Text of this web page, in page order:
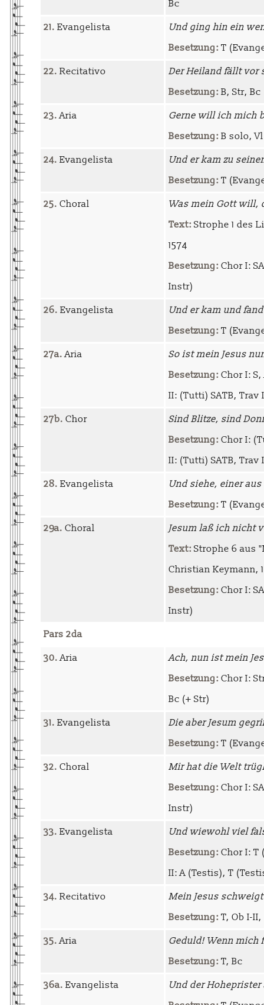
Bc
21. Evangelista
Und ging hin ein
Besetzung: T
22. Recitativo
Der Heiland fällt vor
Besetzung: B, Str, Bc
23.Aria
Gerne will ich mich
Besetzung: B solo,
24. Evangelista
Und er kam zu
Besetzung: T
25. Choral
Was mein Gott will,
Text: Strophe 1 des
1574
Besetzung: Chor I:
Instr)
26. Evangelista
Und er kam und
Besetzung: T
27a.Aria
So ist mein Jesus
Besetzung: Chor I:
II: (Tutti) SATB, Trav
27b. Chor
Sind Blitze, sind
Besetzung: Chor I:
II: (Tutti) SATB, Trav
28. Evangelista
Und siehe, einer
Besetzung: T
29a. Choral
Jesum laß ich nicht
Text: Strophe 6 aus
Christian Keymann,
Besetzung: Chor I:
Instr)
Pars 2da
30.Aria
Ach, nun ist mein
Besetzung: Chor I:
Bc (+ Str)
31. Evangelista
Die aber Jesum
Besetzung: T
32. Choral
Mir hat die Welt
Besetzung: Chor I:
Instr)
33. Evangelista
Und wiewohl viel
Besetzung: Chor I: T
II: A (Testis), T
34. Recitativo
Mein Jesus
Besetzung: T, Ob I-II,
35.Aria
Geduld! Wenn mich
Besetzung: T, Bc
36a. Evangelista
Und der